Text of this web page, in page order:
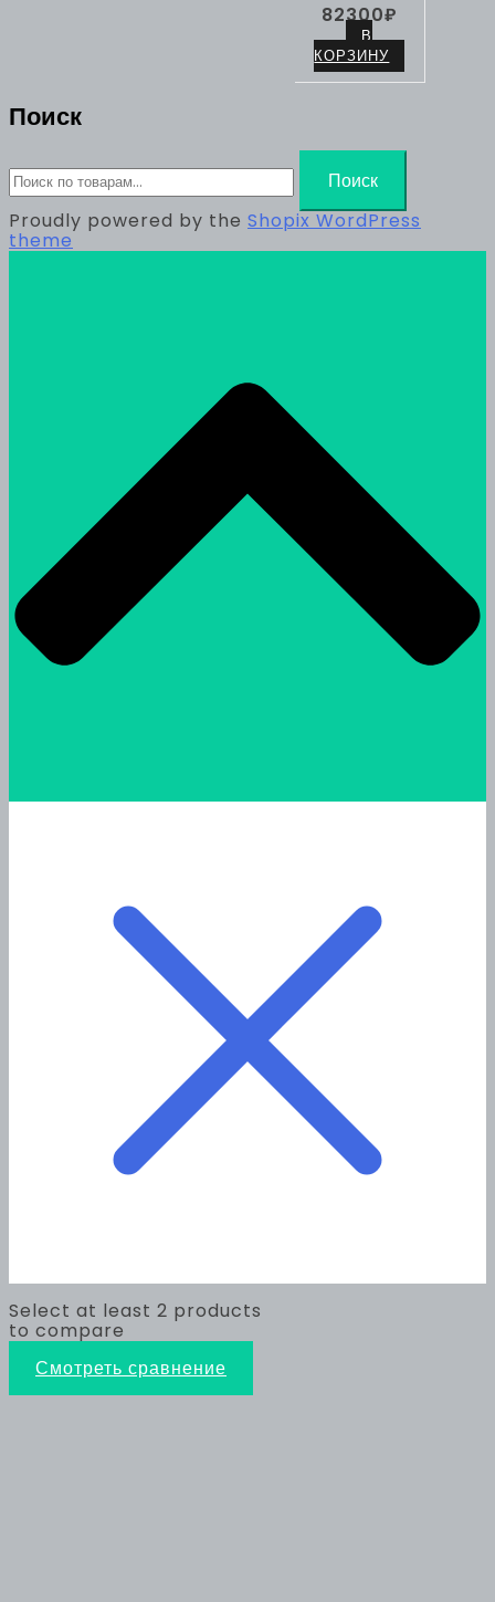
82300₽
В
КОРЗИНУ
Поиск
Поиск
Proudly powered by the Shopix WordPress
theme
Select at least 2 products
to compare
Смотреть сравнение